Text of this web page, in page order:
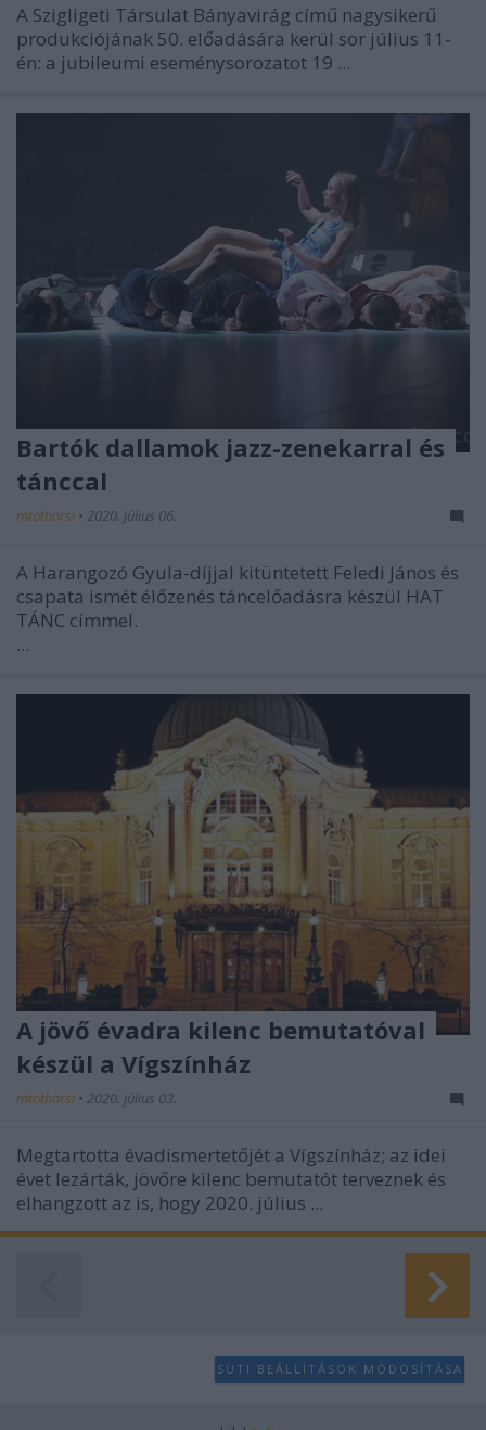
A Szigligeti Társulat Bányavirág című nagysikerű
produkciójának 50. előadására kerül sor július 11-
én: a jubileumi eseménysorozatot 19 ...
Bartók dallamok jazz-zenekarral és
tánccal
mtothorsi • 2020. július 06.
A Harangozó Gyula-díjjal kitüntetett Feledi János és
csapata ismét élőzenés táncelőadásra készül HAT
TÁNC címmel.
...
A jövő évadra kilenc bemutatóval
készül a Vígszínház
mtothorsi • 2020. július 03.
Megtartotta évadismertetőjét a Vígszínház; az idei
évet lezárták, jövőre kilenc bemutatót terveznek és
elhangzott az is, hogy 2020. július ...
SÜTI BEÁLLÍTÁSOK MÓDOSÍTÁSA